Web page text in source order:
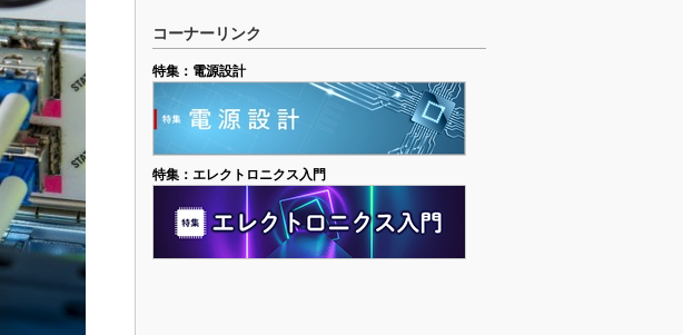
コーナーリンク
特集：電源設計
特集：エレクトロニクス入門